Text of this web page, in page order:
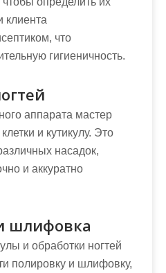
клиента
что
гигиеничность.
аппарата мастер
и кутикулу. Это
насадок,
и аккуратно
шлифовка
и обработки ногтей
полировку и шлифовку,